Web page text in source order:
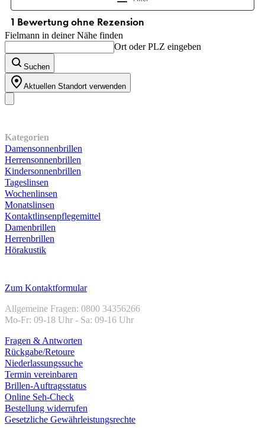
Fielmann in deiner Nähe finden
Ort oder PLZ eingeben
Suchen
Aktuellen Standort verwenden
Kategorien
Damensonnenbrillen
Herrensonnenbrillen
Kindersonnenbrillen
Tageslinsen
Wochenlinsen
Monatslinsen
Kontaktlinsenpflegemittel
Damenbrillen
Herrenbrillen
Hörakustik
Zum Kontaktformular
Allgemeine Fragen: 0800 34356266
Mo-Fr: 09-18 Uhr - Sa: 09-16 Uhr
Fragen & Antworten
Rückgabe/Retoure
Niederlassungssuche
Termin vereinbaren
Brillen-Auftragsstatus
Online Seh-Check
Bestellung widerrufen
Gesetzliche Gewährleistungsrechte